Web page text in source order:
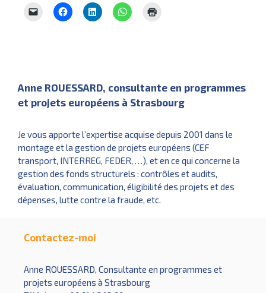
Anne ROUESSARD, consultante en programmes
et projets européens à Strasbourg
Je vous apporte l’expertise acquise depuis 2001 dans le
montage et la gestion de projets européens (CEF
transport, INTERREG, FEDER, …), et en ce qui concerne la
gestion des fonds structurels : contrôles et audits,
évaluation, communication, éligibilité des projets et des
dépenses, lutte contre la fraude, etc.
Contactez-moi
Anne ROUESSARD, Consultante en programmes et
projets européens à Strasbourg